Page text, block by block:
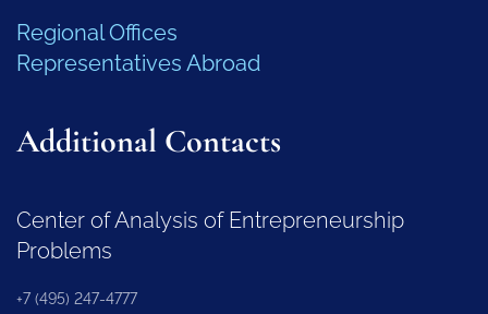
Regional Offices
Representatives Abroad
Additional Contacts
Center of Analysis of Entrepreneurship
Problems
+7 (495) 247-4777